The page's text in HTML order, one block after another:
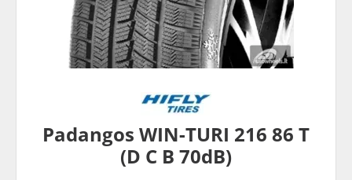
Padangos WIN-TURI 216 86 T
(D C B 70dB)